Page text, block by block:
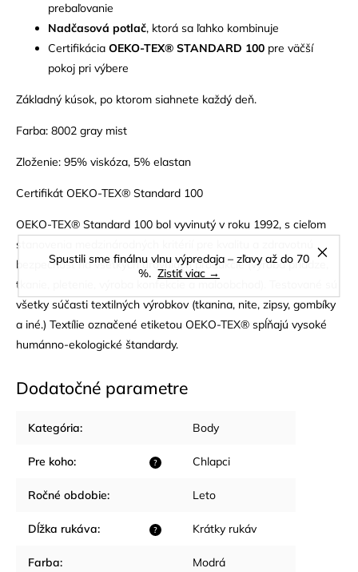
Spustili sme finálnu vlnu výpredaja – zľavy až do 70
%. Zistiť viac →
prebaľovanie
Nadčasová potlač, ktorá sa ľahko kombinuje
Certifikácia OEKO-TEX® STANDARD 100 pre väčší
pokoj pri výbere
Základný kúsok, po ktorom siahnete každý deň.
Farba: 8002 gray mist
Zloženie: 95% viskóza, 5% elastan
Certifikát OEKO-TEX® Standard 100
OEKO-TEX® Standard 100 bol vyvinutý v roku 1992, s cieľom
stanovenia medzinárodných kritérií pre kvalitu a zdravotnú
bezpečnosť na všetkých úrovniach produkcie (výroba priadze,
tkanie, pletenie, výroba konfekcie a maloobchod). Testované sú
všetky súčasti textilných výrobkov (tkanina, nite, zipsy, gombíky
a iné.) Textílie označené etiketou OEKO-TEX® spĺňajú vysoké
humánno-ekologické štandardy.
Dodatočné parametre
Kategória: Body
?
Pre koho: Chlapci
Ročné obdobie: Leto
?
Dĺžka rukáva: Krátky rukáv
Farba: Modrá